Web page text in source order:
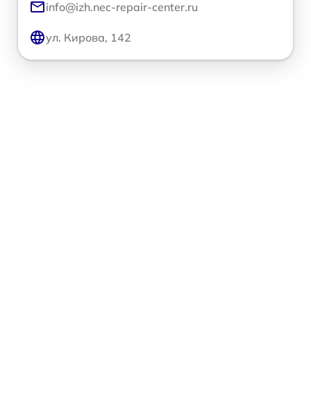
info@izh.nec-repair-center.ru
ул. Кирова, 142